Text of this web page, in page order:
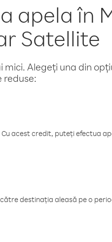
apela în
Satellite
Alegeți una din
reduse:
acest credit, puteți efectua
destinația aleasă pe o